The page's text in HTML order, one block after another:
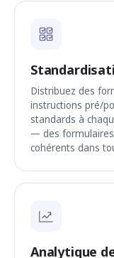
Distribuez des
instructions pré/
standards à
— des
cohérents dans
Analytique